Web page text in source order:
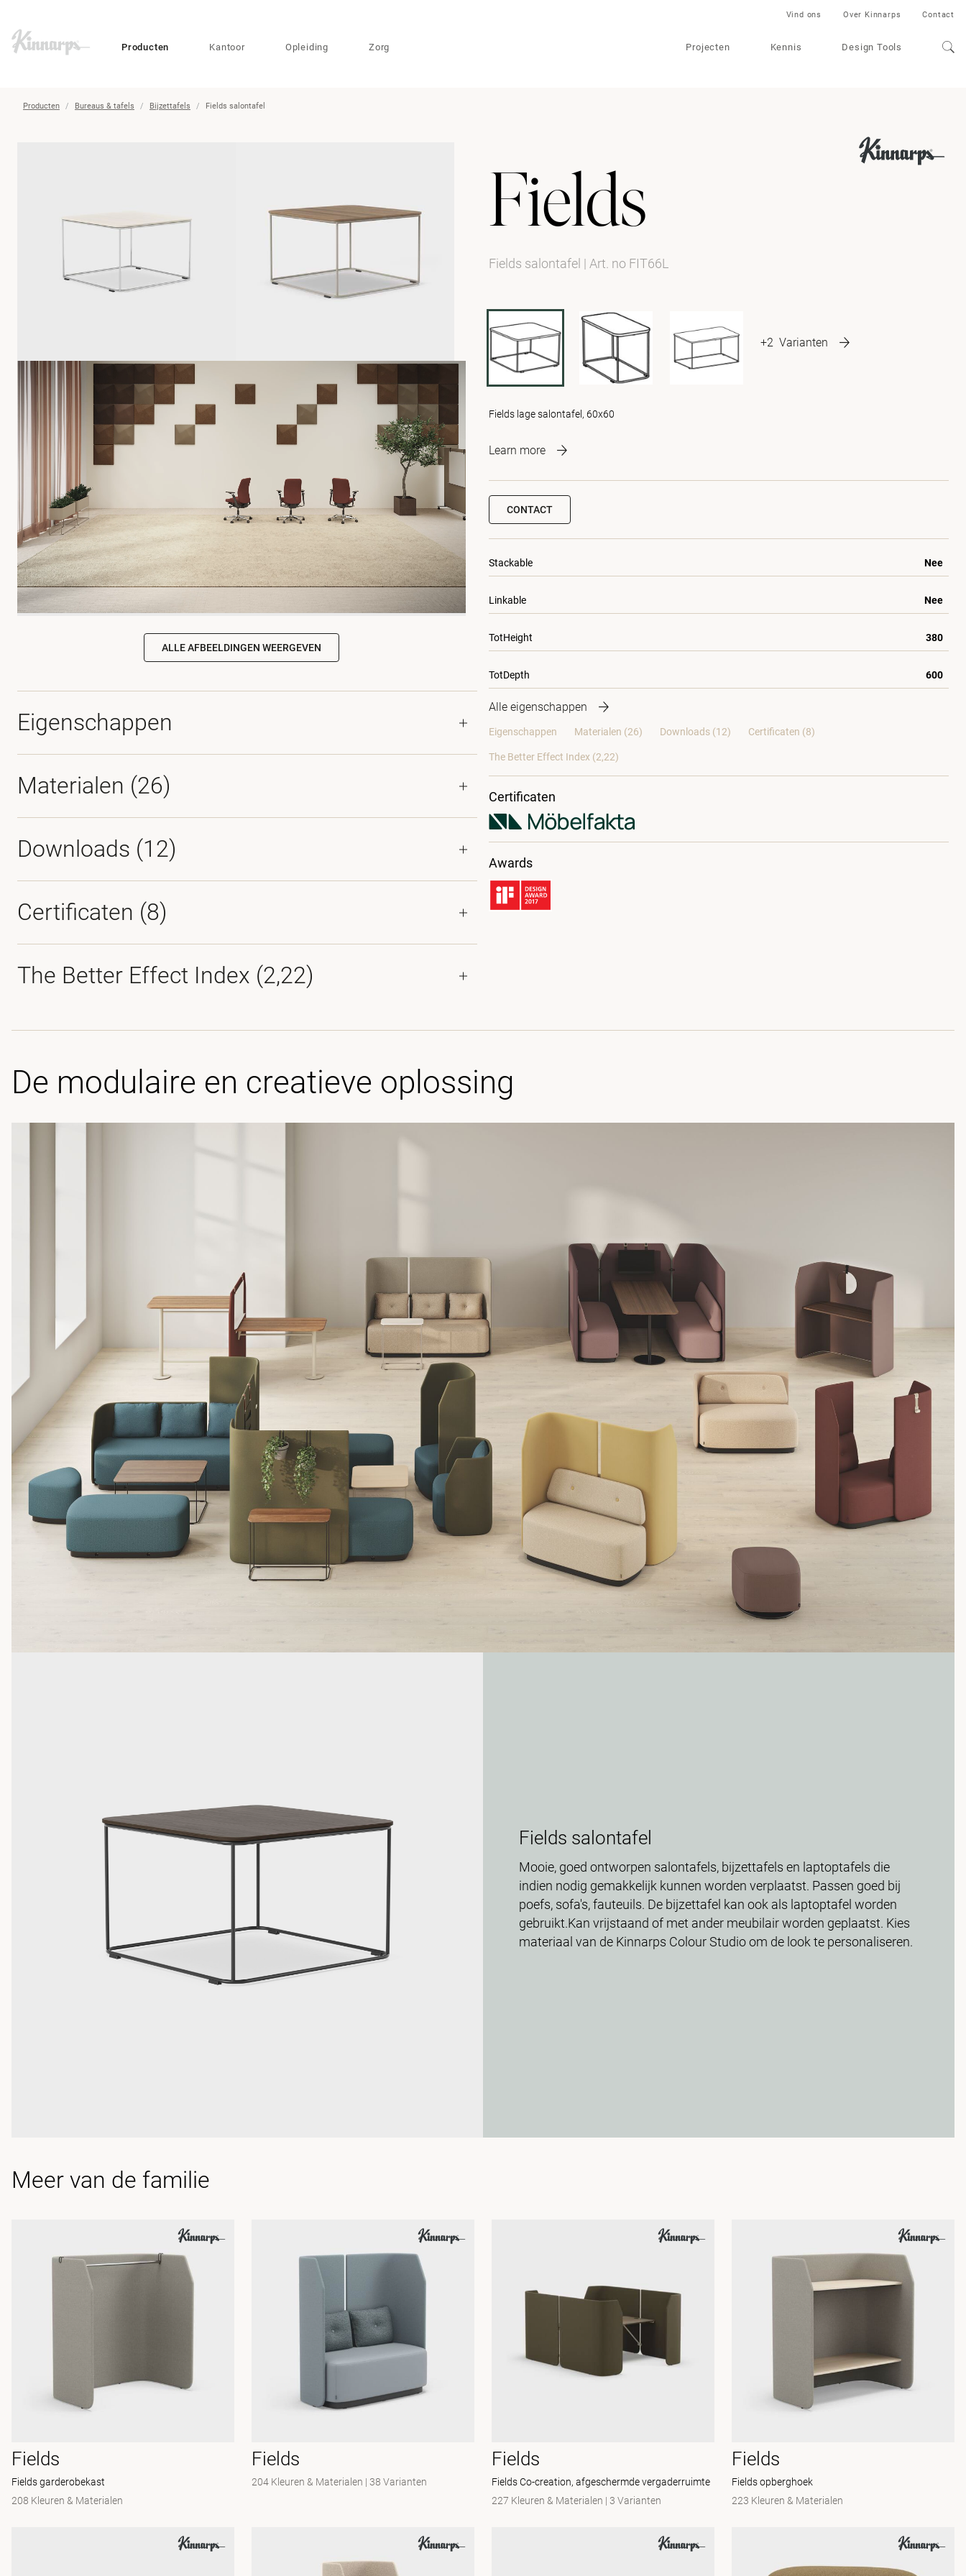
??
Producten Kantoor Opleiding Zorg Projecten Kennis Design Tools
Vind ons Over Kinnarps Contact
Producten Bureaus & tafels Bijzettafels Fields salontafel
Fields
+2 Varianten
Fields salontafel | Art. no FIT66L
Fields lage salontafel, 60x60
Learn more
CONTACT
Stackable Nee
Linkable Nee
TotHeight 380
TotDepth 600
Alle eigenschappen
Eigenschappen Materialen (26) Downloads (12) Certificaten (8)
The Better Effect Index (2,22)
Certificaten
Awards
ALLE AFBEELDINGEN WEERGEVEN
Eigenschappen
Materialen (26)
Downloads (12)
Certificaten (8)
The Better Effect Index (2,22)
De modulaire en creatieve oplossing
Fields salontafel
Mooie, goed ontworpen salontafels, bijzettafels en laptoptafels die
indien nodig gemakkelijk kunnen worden verplaatst. Passen goed bij
poefs, sofa's, fauteuils. De bijzettafel kan ook als laptoptafel worden
gebruikt.Kan vrijstaand of met ander meubilair worden geplaatst. Kies
materiaal van de Kinnarps Colour Studio om de look te personaliseren.
Meer van de familie
Fields
Fields garderobekast
208 Kleuren & Materialen
Fields
204 Kleuren & Materialen | 38 Varianten
Fields
Fields Co-creation, afgeschermde vergaderruimte
227 Kleuren & Materialen | 3 Varianten
Fields
Fields opberghoek
223 Kleuren & Materialen